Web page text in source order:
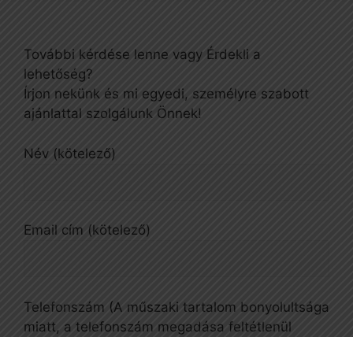
További kérdése lenne vagy Érdekli a
lehetőség?
Írjon nekünk és mi egyedi, személyre szabott
ajánlattal szolgálunk Önnek!
Név (kötelező)
Email cím (kötelező)
Telefonszám (A műszaki tartalom bonyolultsága
miatt, a telefonszám megadása feltétlenül